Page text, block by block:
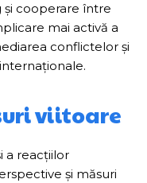
și cooperare între
mai activă a
conflictelor și
viitoare
a reacțiilor
și măsuri